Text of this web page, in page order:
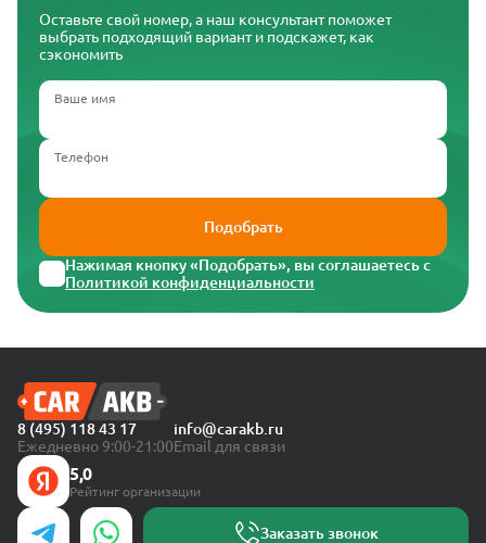
Оставьте свой номер, а наш консультант поможет
выбрать подходящий вариант и подскажет, как
сэкономить
Ваше имя
Телефон
Подобрать
Нажимая кнопку «Подобрать», вы соглашаетесь с
Политикой конфиденциальности
8 (495) 118 43 17
Ежедневно 9:00-21:00
info@carakb.ru
Email для связи
5,0
Рейтинг организации
Заказать звонок